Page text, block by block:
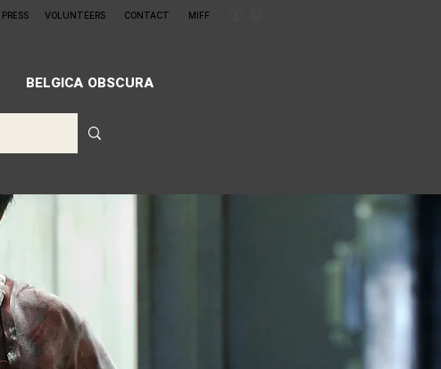
PRESS VOLUNTEERS CONTACT MIFF
BELGICA OBSCURA